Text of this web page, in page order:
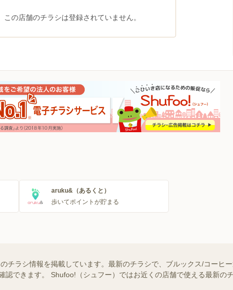
この店舗のチラシは登録されていません。
aruku&（あるくと）
歩いてポイントが貯まる
チラシ情報を掲載しています。最新のチラシで、ブルックス/コーヒ
認できます。 Shufoo!（シュフー）ではお近くの店舗で使える最新の